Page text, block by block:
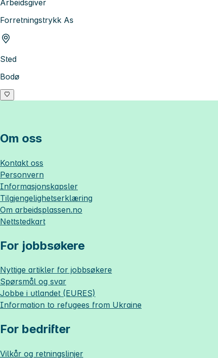
Arbeidsgiver
Forretningstrykk As
Sted
Bodø
Om oss
Kontakt oss
Personvern
Informasjonskapsler
Tilgjengelighetserklæring
Om arbeidsplassen.no
Nettstedkart
For jobbsøkere
Nyttige artikler for jobbsøkere
Spørsmål og svar
Jobbe i utlandet (EURES)
Information to refugees from Ukraine
For bedrifter
Vilkår og retningslinjer